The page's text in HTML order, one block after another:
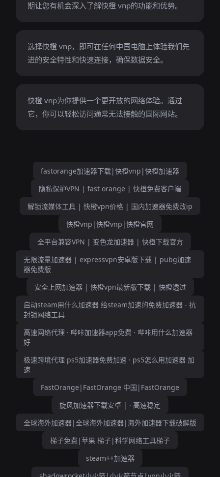
期让您有机会深入了解快橙 vnp的功能和优势。
选择快橙 vnp，即可在任何中国电脑上体验我们先
进的安全特性和快速连接，确保数据安全。
快橙 vnp为你提供一个更开放的网络体验。通过
它，你可以轻松访问通常无法接触的国际网站。
fastorange加速器下载|快橙vnp|快橙加速器
隐私保护VPN | fast orange | 快橙免费客户端
解锁流媒体工具 | 快橙vpn价格 | 国内加速器免费改ip
快橙vnp|快橙vnp|快橙官网
全平台兼容VPN | 变色龙加速器 | 快橙下载官方
无限流量加速器 | expressvpn安卓版下载 | pubg加速
器免费版
安全上网加速器 | 快橙vpn最新版下载 | 快橙透过
启动steam用什么加速器 给steam加速的免费加速器 - 抗
封锁网络工具
高速网络代理 · 哔咔加速器app免费 · 哔咔用什么加速器
好
极速跨境代理 ps5加速器免费加速 · ps5怎么用加速器 加
速
FastOrange|FastOrange 中国|FastOrange
旋风加速器下载安卓 | · 高速稳定
全球海外加速器|全球海外加速器|海外加速器下载破解版
梯子免费|苹果 梯子|科学网络工具梯子
steam++加速器